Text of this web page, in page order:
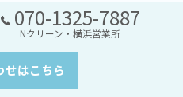
070-1325-7887
Nクリーン・横浜営業所
せはこちら